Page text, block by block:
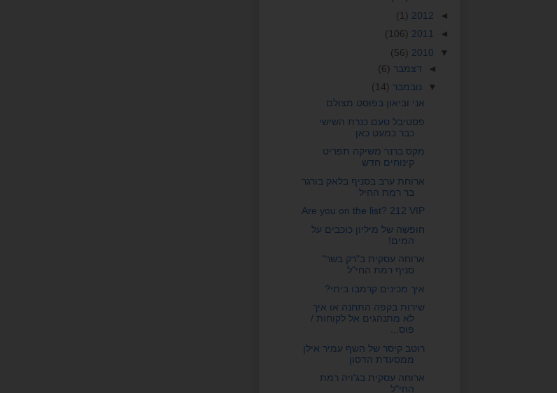
◄
2012
(1)
◄
2011
(106)
▼
2010
(56)
◄ דצמבר (6)
▼ נובמבר (14)
אני וביאון בפוסט מצולם
פסטיבל טעם כנרת השישי
כבר כמעט כאן
מקס ברנר משיקה תפריט
קינוחים חדש
ארוחת ערב בסניף בלאק בורגר
בר רמת החיל
Are you on the list? 212 VIP
חופשה של מיליון כוכבים על
המים!
ארוחה עסקית ב"רק בשר"
סניף רמת החי"ל
איך מכינים קרמבו ביתי?
שירות בקפה התחנה או איך
לא מתנהגים אל לקוחות /
פוס...
רוטב קיסר של השף עמיר אילן
ממסעדת הדסון
ארוחה עסקית בג'ויה רמת
החי"ל